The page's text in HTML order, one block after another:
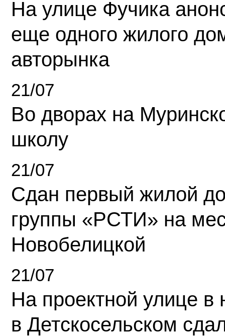
На улице Фучика
еще одного жилого
авторынка
21/07
Во дворах на
школу
21/07
Сдан первый жилой
группы «РСТИ» на
Новобелицкой
21/07
На проектной улице
в Детскосельском